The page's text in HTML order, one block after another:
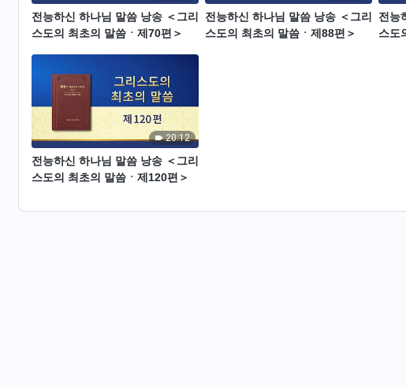
전능하신 하나님 말씀 낭송 ＜그리
스도의 최초의 말씀ㆍ제70편＞
전능하신 하나님 말씀 낭송 ＜그리
스도의 최초의 말씀ㆍ제88편＞
전능
스도
20:12
전능하신 하나님 말씀 낭송 ＜그리
스도의 최초의 말씀ㆍ제120편＞